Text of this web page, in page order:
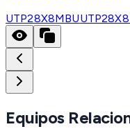
UTP28X8MBU
Equipos